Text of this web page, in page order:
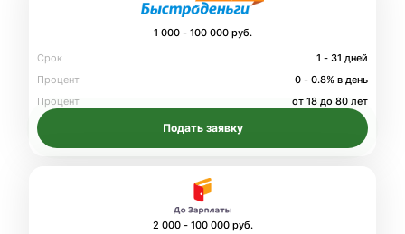
1 000 - 100 000 руб.
Срок
1 - 31 дней
Процент
0 - 0.8% в день
Процент
от 18 до 80 лет
Подать заявку
2 000 - 100 000 руб.